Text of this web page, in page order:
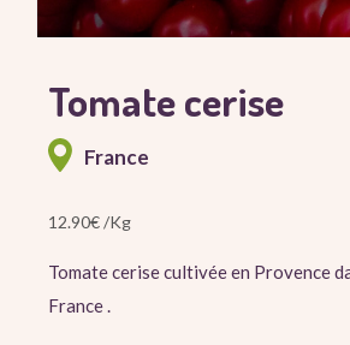
Tomate cerise
France
12.90€/Kg
Tomate cerise cultivée en Provence
France .